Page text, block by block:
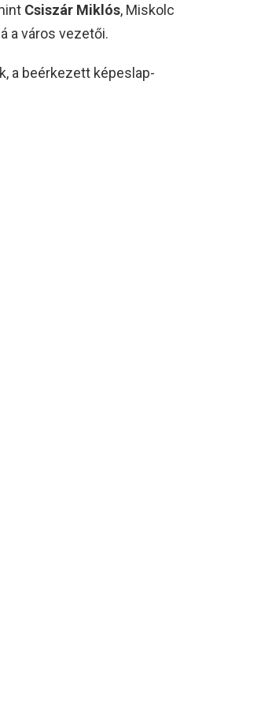
Csiszár Miklós, Miskolc
a város vezetői.
a beérkezett képeslap-